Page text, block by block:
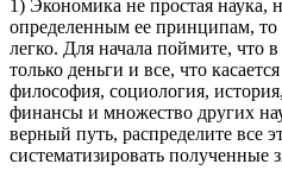
1) Экономика не простая наука,
определенным ее принципам, то
легко. Для начала поймите, что
только деньги и все, что
философия, социология,
финансы и множество других
верный путь, распределите все
систематизировать полученные